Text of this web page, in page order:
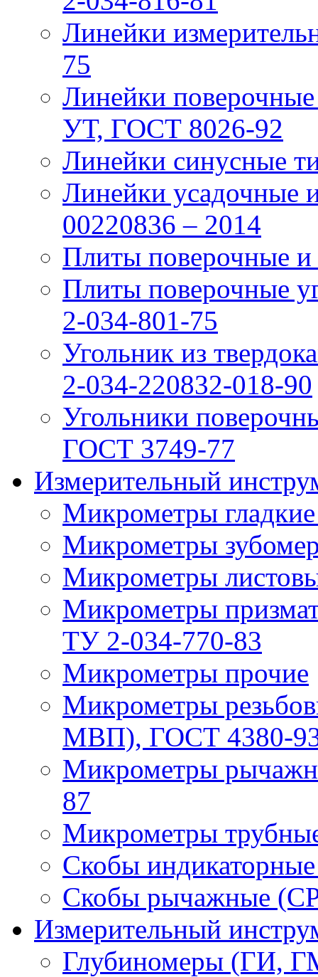
Линейки
75
Линейки
УТ, ГОСТ 8026-92
Линейки синусные
Линейки усадочные
00220836 – 2014
Плиты поверочные
Плиты поверочные
2-034-801-75
Угольник из
2-034-220832-018-90
Угольники
ГОСТ 3749-77
Измерительный
Микрометры
Микрометры
Микрометры
Микрометры
ТУ 2-034-770-83
Микрометры прочие
Микрометры
МВП), ГОСТ 4380-
Микрометры
87
Микрометры
Скобы
Скобы рычажные
Измерительный
Глубиномеры (ГИ,